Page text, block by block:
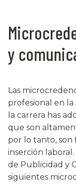
y
Las
profesional en
la carrera has
que son
por lo tanto,
inserción
de Publicidad y
siguientes